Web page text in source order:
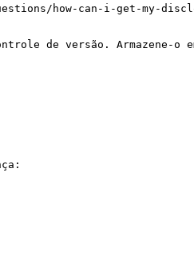
how-can-i-get-my-
de versão. Armazene-o